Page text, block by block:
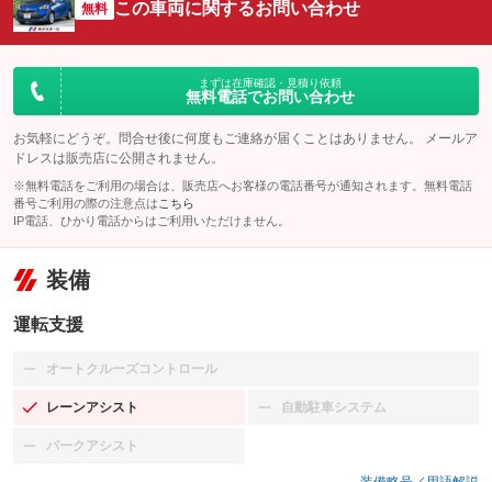
無料 この車両に関するお問い合わせ
まずは在庫確認・見積り依頼
無料電話でお問い合わせ
お気軽にどうぞ。問合せ後に何度もご連絡が届くことはありません。 メールア
ドレスは販売店に公開されません。
※無料電話をご利用の場合は、販売店へお客様の電話番号が通知されます。無料電話
番号ご利用の際の注意点は こちら
IP電話、ひかり電話からはご利用いただけません。
装備
運転支援
オートクルーズコントロール
：装備なし
レーンアシスト
：装備あり 自動駐車システム
：装備なし
パークアシスト
：装備なし